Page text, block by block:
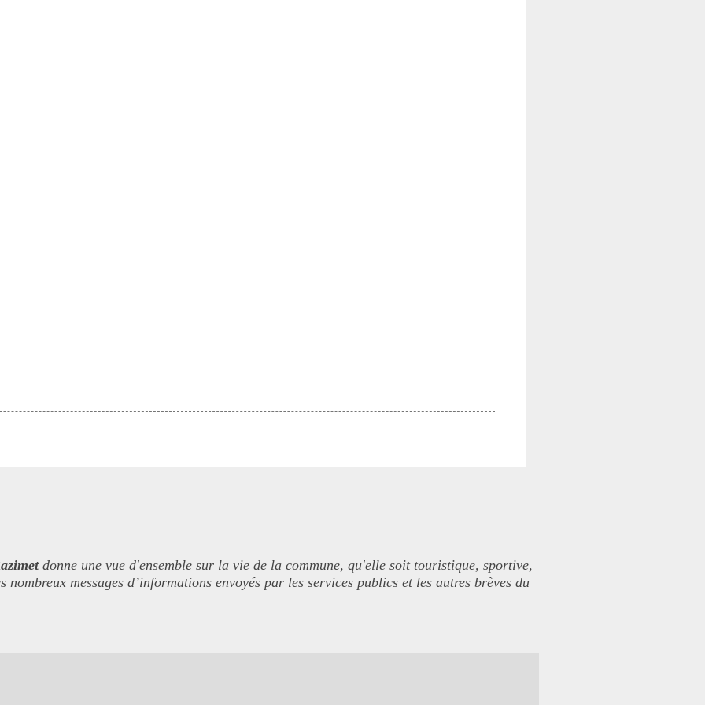
donne une vue d'ensemble sur la vie de la commune, qu'elle soit touristique, sportive,
messages d’informations envoyés par les services publics et les autres brèves du